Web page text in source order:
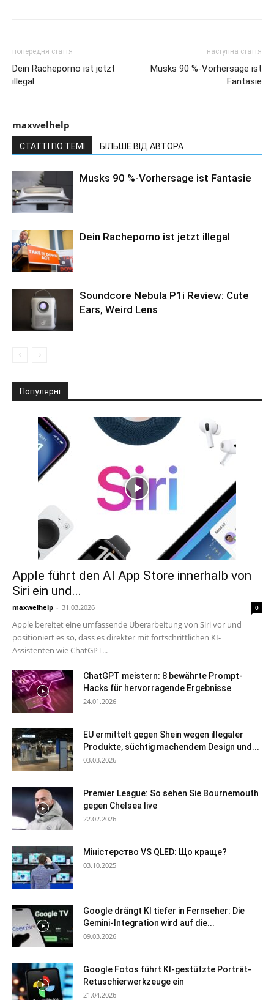
попередня стаття
Dein Racheporno ist jetzt
illegal
наступна стаття
Musks 90 %-Vorhersage ist
Fantasie
maxwelhelp
СТАТТІ ПО ТЕМІ БІЛЬШЕ ВІД АВТОРА
Musks 90 %-Vorhersage ist Fantasie
Dein Racheporno ist jetzt illegal
Soundcore Nebula P1i Review: Cute
Ears, Weird Lens
Популярні
Apple führt den AI App Store innerhalb von
Siri ein und...
maxwelhelp - 31.03.2026 0
Apple bereitet eine umfassende Überarbeitung von Siri vor und
positioniert es so, dass es direkter mit fortschrittlichen KI-
Assistenten wie ChatGPT...
ChatGPT meistern: 8 bewährte Prompt-
Hacks für hervorragende Ergebnisse
24.01.2026
EU ermittelt gegen Shein wegen illegaler
Produkte, süchtig machendem Design und...
03.03.2026
Premier League: So sehen Sie Bournemouth
gegen Chelsea live
22.02.2026
Міністерство VS QLED: Що краще?
03.10.2025
Google drängt KI tiefer in Fernseher: Die
Gemini-Integration wird auf die...
09.03.2026
Google Fotos führt KI-gestützte Porträt-
Retuschierwerkzeuge ein
21.04.2026